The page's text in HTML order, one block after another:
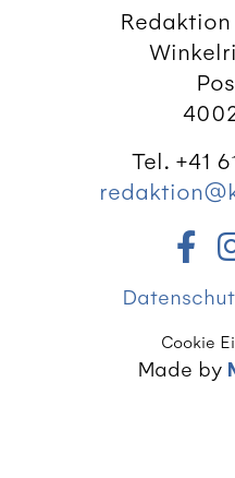
Tel. +41
Cookie
Made by